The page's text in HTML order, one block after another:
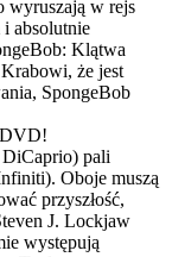
wyruszają w rejs
absolutnie
Klątwa
że jest
SpongeBob
pali
Oboje muszą
przyszłość,
J. Lockjaw
występują